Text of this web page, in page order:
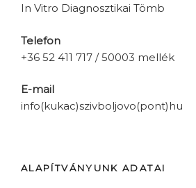
In Vitro Diagnosztikai Tömb
Telefon
+36 52 411 717 / 50003 mellék
E-mail
info(kukac)szivboljovo(pont)hu
ALAPÍTVÁNYUNK ADATAI